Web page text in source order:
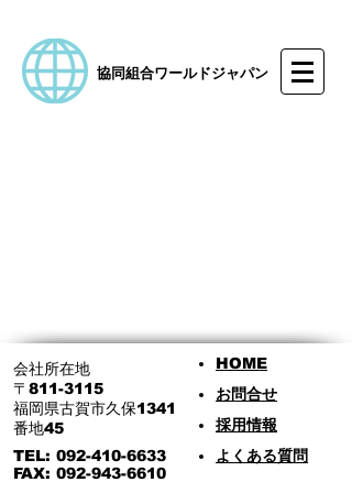
​協同組合ワールドジャパン
会社所在地
〒811-3115
福岡県古賀市久保1341
番地45​
TEL: 092-410-6633
FAX: 092-943-6610
HOME​
​お問合せ
​採用情報
​よくある質問